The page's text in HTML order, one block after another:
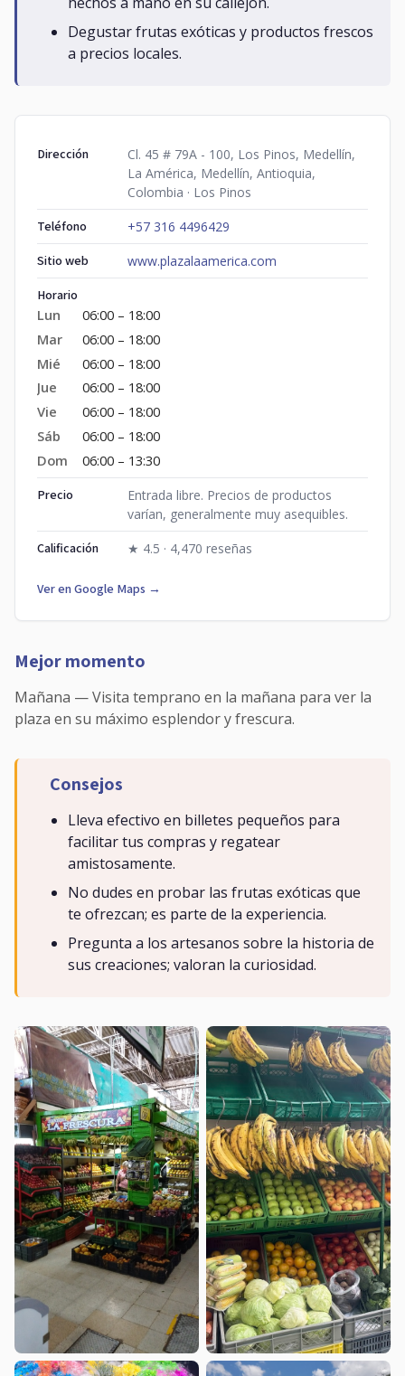
Degustar frutas exóticas y productos frescos
a precios locales.
Dirección
Cl. 45 # 79A - 100, Los Pinos, Medellín,
La América, Medellín, Antioquia,
Colombia · Los Pinos
Teléfono +57 316 4496429
Sitio web www.plazalaamerica.com
Horario
Lun
06:00 – 18:00
Mar
06:00 – 18:00
Mié
06:00 – 18:00
Jue
06:00 – 18:00
Vie
06:00 – 18:00
Sáb
06:00 – 18:00
Dom
06:00 – 13:30
Precio
Entrada libre. Precios de productos
varían, generalmente muy asequibles.
Calificación ★ 4.5 · 4,470 reseñas
Ver en Google Maps →
Mejor momento
Mañana — Visita temprano en la mañana para ver la
plaza en su máximo esplendor y frescura.
Consejos
Lleva efectivo en billetes pequeños para
facilitar tus compras y regatear
amistosamente.
No dudes en probar las frutas exóticas que
te ofrezcan; es parte de la experiencia.
Pregunta a los artesanos sobre la historia de
sus creaciones; valoran la curiosidad.